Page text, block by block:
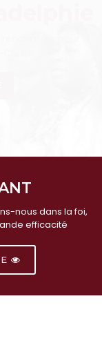
nous dans la foi,
efficacité